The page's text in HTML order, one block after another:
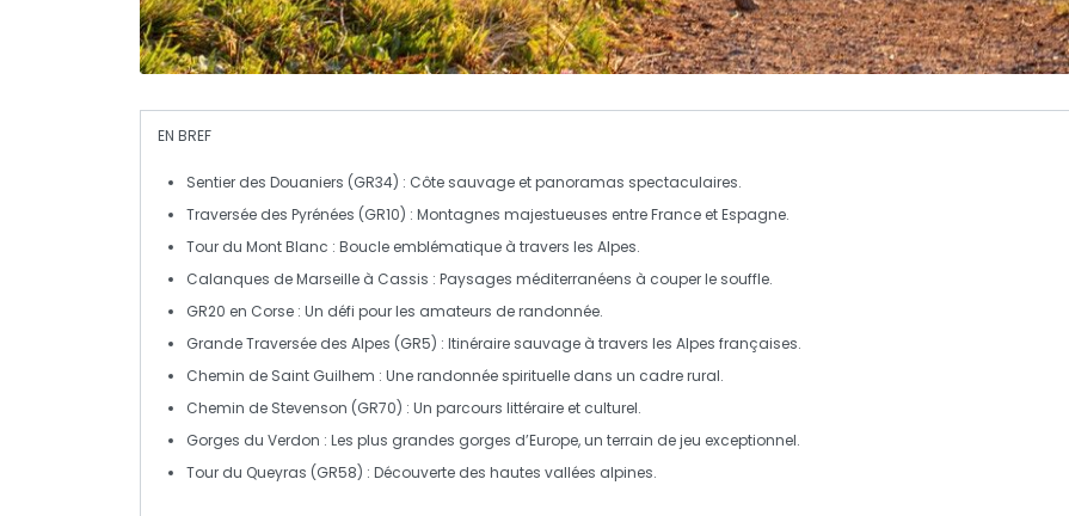
EN BREF
Sentier des Douaniers (GR34) : Côte sauvage et panoramas spectaculaires.
Traversée des Pyrénées (GR10) : Montagnes majestueuses entre France et Espagne.
Tour du Mont Blanc : Boucle emblématique à travers les Alpes.
Calanques de Marseille à Cassis : Paysages méditerranéens à couper le souffle.
GR20 en Corse : Un défi pour les amateurs de randonnée.
Grande Traversée des Alpes (GR5) : Itinéraire sauvage à travers les Alpes françaises.
Chemin de Saint Guilhem : Une randonnée spirituelle dans un cadre rural.
Chemin de Stevenson (GR70) : Un parcours littéraire et culturel.
Gorges du Verdon : Les plus grandes gorges d’Europe, un terrain de jeu exceptionnel.
Tour du Queyras (GR58) : Découverte des hautes vallées alpines.